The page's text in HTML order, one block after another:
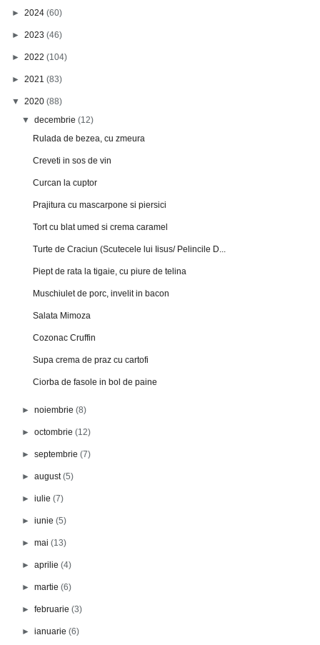
► 2024 (60)
► 2023 (46)
► 2022 (104)
► 2021 (83)
▼ 2020 (88)
▼decembrie(12)
Rulada de bezea, cu zmeura
Creveti in sos de vin
Curcan la cuptor
Prajitura cu mascarpone si piersici
Tort cu blat umed si crema caramel
Turte de Craciun (Scutecele lui Iisus/ Pelincile D...
Piept de rata la tigaie, cu piure de telina
Muschiulet de porc, invelit in bacon
Salata Mimoza
Cozonac Cruffin
Supa crema de praz cu cartofi
Ciorba de fasole in bol de paine
►noiembrie(8)
►octombrie(12)
►septembrie(7)
►august(5)
►iulie(7)
►iunie(5)
►mai(13)
►aprilie(4)
►martie(6)
►februarie(3)
►ianuarie(6)